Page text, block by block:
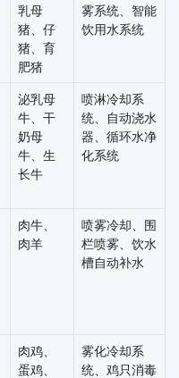
乳母
猪、仔
猪、育
肥猪
雾系统、智能
饮用水系统
泌乳母
牛、干
奶母
牛、生
长牛
喷淋冷却系
统、自动浇水
器、循环水净
化系统
肉牛、
肉羊
喷雾冷却、围
栏喷雾、饮水
槽自动补水
肉鸡、
蛋鸡、
雾化冷却系
统、鸡只消毒